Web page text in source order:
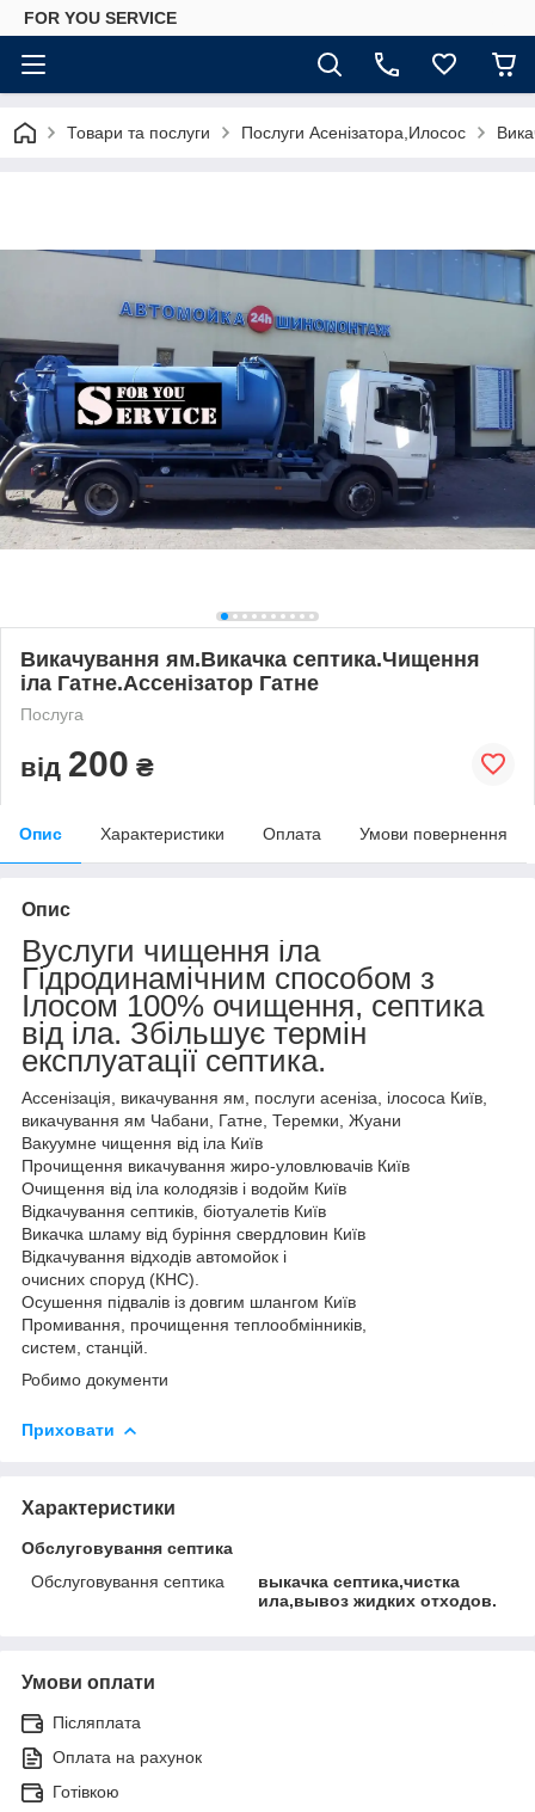
FOR YOU SERVICE
Товари та послуги Послуги Асенізатора,Илосос
Викачування ям.Викачка септика.Чищення
іла Гатне.Ассенізатор Гатне
Послуга
від 200 ₴
Опис Характеристики Оплата Умови повернення
Опис
Вуслуги чищення іла
Гідродинамічним способом з
Ілосом 100% очищення, септика
від іла. Збільшує термін
експлуатації септика.
Ассенізація, викачування ям, послуги асеніза, ілососа Київ,
викачування ям Чабани, Гатне, Теремки, Жуани
Вакуумне чищення від іла Київ
Прочищення викачування жиро-уловлювачів Київ
Очищення від іла колодязів і водойм Київ
Відкачування септиків, біотуалетів Київ
Викачка шламу від буріння свердловин Київ
Відкачування відходів автомойок і
очисних споруд (КНС).
Осушення підвалів із довгим шлангом Київ
Промивання, прочищення теплообмінників,
систем, станцій.
Робимо документи
Приховати
Характеристики
Обслуговування септика
Обслуговування септика
выкачка септика,чистка
ила,вывоз жидких отходов.
Умови оплати
Післяплата
Оплата на рахунок
Готівкою